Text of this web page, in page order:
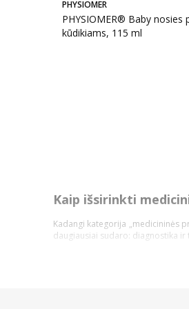
PHYSIOMER
PHYSIOMER® Baby nosies
kūdikiams, 115 ml
Kaip išsirinkti
Kadangi kategorija „medicininės
daugiausiai sudaro: diagnostika